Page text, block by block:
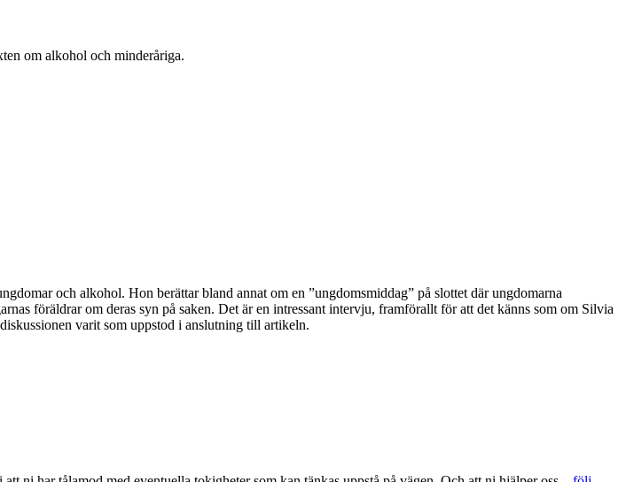
om alkohol och minderåriga.
och alkohol. Hon berättar bland annat om en ”ungdomsmiddag” på slottet där ungdomarna
föräldrar om deras syn på saken. Det är en intressant intervju, framförallt för att det känns som om Silvia
varit som uppstod i anslutning till artikeln.